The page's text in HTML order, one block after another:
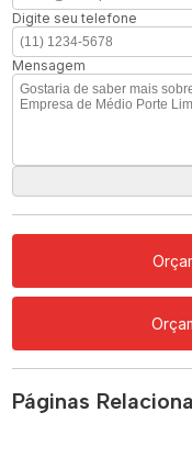
Digite seu telefone
Mensagem
Páginas